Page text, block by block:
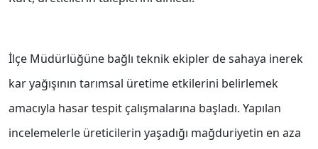
İlçe Müdürlüğüne bağlı teknik ekipler de sahaya inerek
kar yağışının tarımsal üretime etkilerini belirlemek
amacıyla hasar tespit çalışmalarına başladı. Yapılan
incelemelerle üreticilerin yaşadığı mağduriyetin en aza